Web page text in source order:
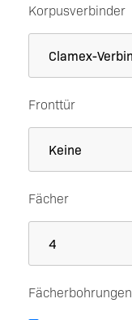
Korpusverbinder
Fronttür
Fächer
Fächerbohrungen